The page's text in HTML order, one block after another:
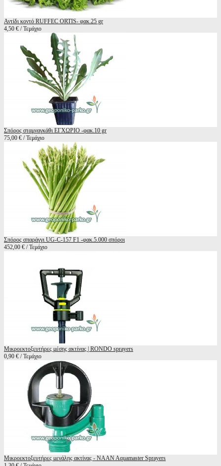
Αντίδι κοντό RUFFEC ORTIS- φακ.25 gr
4,50 € / Τεμάχιο
Σπόρος σταμναγκάθι ΕΓΧΩΡΙΟ -φακ.10 gr
75,00 € / Τεμάχιο
Σπόρος σπαράγγι UG-C-157 F1 -φακ.5.000 σπόροι
452,00 € / Τεμάχιο
Μικροεκτοξευτήρες μέσης ακτίνας | RONDO sprayers
0,90 € / Τεμάχιο
Μικροεκτοξευτήρες μεγάλης ακτίνας - NAAN Aquamaster Sprayers